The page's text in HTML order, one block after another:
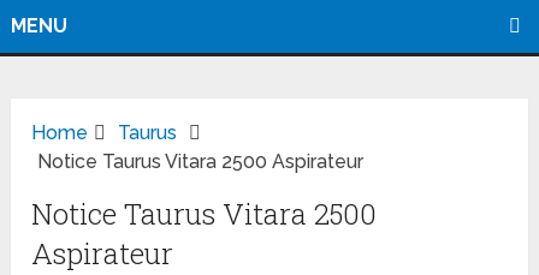
MENU
Home
Taurus
Notice Taurus Vitara 2500 Aspirateur
Notice Taurus Vitara 2500
Aspirateur